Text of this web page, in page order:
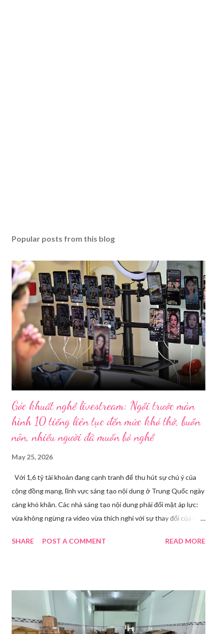
Popular posts from this blog
Góc khuất nghề livestream: Ngồi trước màn
hình 10 tiếng liên tục đến mức khó thở, buồn
nôn, nhiều người đã muốn bỏ nghề
May 25, 2026
Với 1,6 tỷ tài khoản đang cạnh tranh để thu hút sự chú ý của
cộng đồng mạng, lĩnh vực sáng tạo nội dung ở Trung Quốc ngày
càng khó khăn. Các nhà sáng tạo nội dung phải đối mặt áp lực:
vừa không ngừng ra video vừa thích nghi với sự thay đổi của các
Huawei tại Hội nghị Di động Thế giới tại Thượng Hải năm 2021.
thay đồ. Chỉ trong vài phút, phòng khách được sắp xếp lại. Hai
đèn chiếu ngược sáng bật lên. Một chiếc điện thoại được gắn cố
định. Cả ba người vào vị trí. Wu đã chuẩn bị sẵn lời thoại và trao
SHARE POST A COMMENT READ MORE